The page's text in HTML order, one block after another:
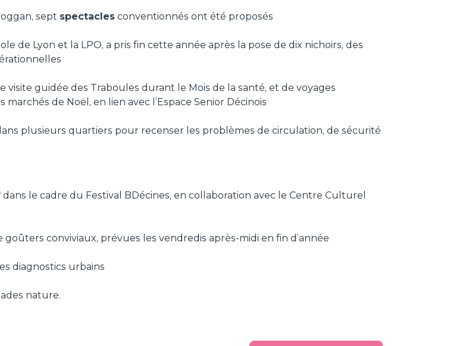
sept spectaclesconventionnés ont été proposés
de Lyon et la LPO, a pris fin cette année après la pose de dix nichoirs, des
visite guidée des Traboules durant le Mois de la santé, et de voyages
marchés de Noël, en lien avec l’Espace Senior Décinois
plusieurs quartiers pour recenser les problèmes de circulation, de sécurité
dans le cadre du Festival BDécines, en collaboration avec le Centre Culturel
goûters conviviaux, prévues les vendredis après-midi en fin d’année
diagnostics urbains
nature.